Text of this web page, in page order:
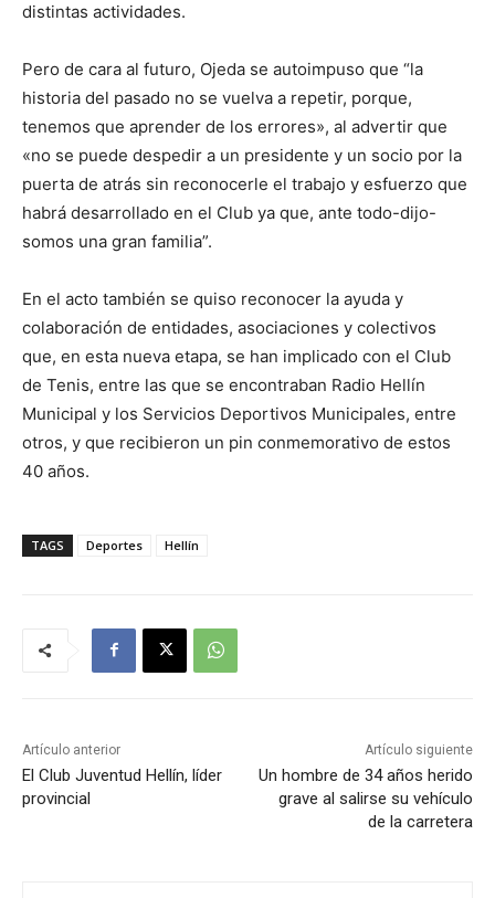
distintas actividades.
Pero de cara al futuro, Ojeda se autoimpuso que “la
historia del pasado no se vuelva a repetir, porque,
tenemos que aprender de los errores», al advertir que
«no se puede despedir a un presidente y un socio por la
puerta de atrás sin reconocerle el trabajo y esfuerzo que
habrá desarrollado en el Club ya que, ante todo-dijo-
somos una gran familia”.
En el acto también se quiso reconocer la ayuda y
colaboración de entidades, asociaciones y colectivos
que, en esta nueva etapa, se han implicado con el Club
de Tenis, entre las que se encontraban Radio Hellín
Municipal y los Servicios Deportivos Municipales, entre
otros, y que recibieron un pin conmemorativo de estos
40 años.
TAGS Deportes Hellín
Artículo anterior
El Club Juventud Hellín, líder
provincial
Artículo siguiente
Un hombre de 34 años herido
grave al salirse su vehículo
de la carretera